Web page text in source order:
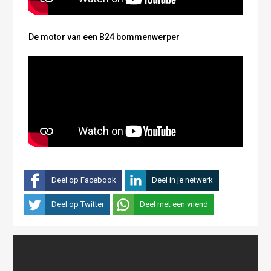
De motor van een B24 bommenwerper
Deel op Facebook Deel in je netwerk
Deel op Twitter Deel met een vriend